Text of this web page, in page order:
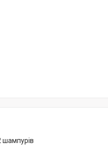
шампурів